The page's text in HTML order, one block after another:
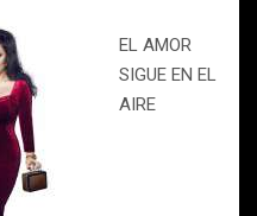
EL AMOR
SIGUE EN EL
AIRE